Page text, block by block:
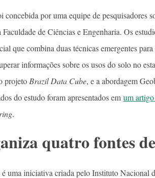
concebida por uma equipe de pesquisadores
Faculdade de Ciências e Engenharia. Os
que combina duas técnicas emergentes
informações sobre os usos do solo no
projeto Brazil Data Cube, e a abordagem
do estudo foram apresentados em um
.
quatro fontes
é uma iniciativa criada pelo Instituto Nacional